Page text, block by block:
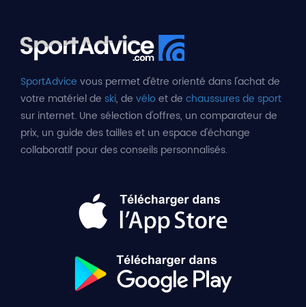
SportAdvice vous permet d'être orienté dans l'achat de
votre matériel de ski, de véloet de chaussures de sport
sur internet. Une sélection d'offres, un comparateur de
prix, un guide des tailles et un espace d'échange
collaboratif pour des conseils personnalisés.